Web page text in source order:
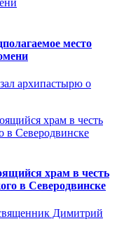
место
архипастырю о
храм в честь
в Северодвинске
Димитрий